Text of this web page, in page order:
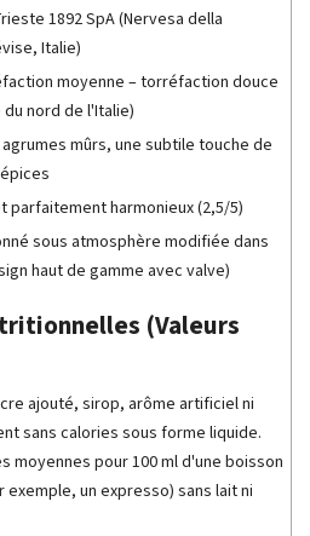
1892 SpA (Nervesa della
Italie)
moyenne – torréfaction douce
nord de l'Italie)
mûrs, une subtile touche de
parfaitement harmonieux (2,5/5)
sous atmosphère modifiée dans
haut de gamme avec valve)
(Valeurs
ajouté, sirop, arôme artificiel ni
sans calories sous forme liquide.
moyennes pour 100 ml d'une boisson
un expresso) sans lait ni